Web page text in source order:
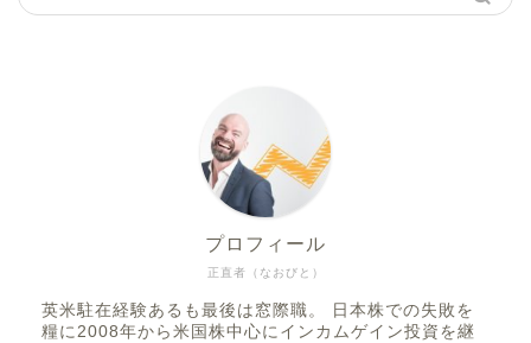
正直者（なおびと）
プロフィール
英米駐在経験あるも最後は窓際職。 日本株での失敗を
糧に2008年から米国株中心にインカムゲイン投資を継